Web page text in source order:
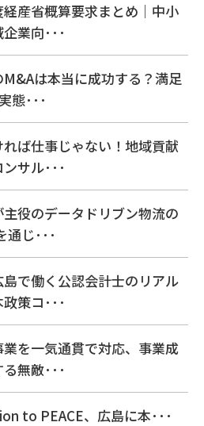
産省概算要求まとめ｜中小
業向･･･
は本当に成功する？満足
態･･･
ば仕事じゃない！地域貢献
サル･･･
役のデータドリブン物流の
通じ･･･
島で働く公認会計士のリアル
政策コ･･･
業を一気通貫で対応、事業成
無敵･･･
to PEACE、広島に本･･･